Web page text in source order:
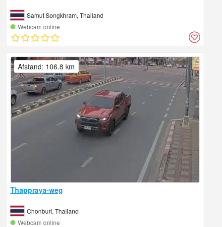
Samut Songkhram, Thailand
Webcam online
Thappraya-weg
Chonburi, Thailand
Webcam online
Afstand: 106.8 km